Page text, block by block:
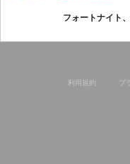
フォートナイト
利用規約 プ